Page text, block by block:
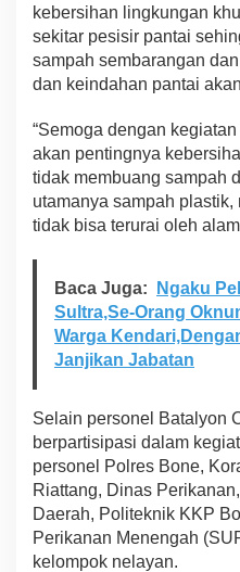
kebersihan lingkungan
sekitar pesisir pantai
sampah sembarangan
dan keindahan pantai
“Semoga dengan
akan pentingnya
tidak membuang sampah
utamanya sampah
tidak bisa terurai oleh
Baca Juga:
Ngaku
Sultra,Se-Orang
Warga
Janjikan Jabatan
Selain personel Batalyon
berpartisipasi dalam
personel Polres Bone,
Riattang, Dinas
Daerah, Politeknik KKP
Perikanan Menengah
kelompok nelayan.